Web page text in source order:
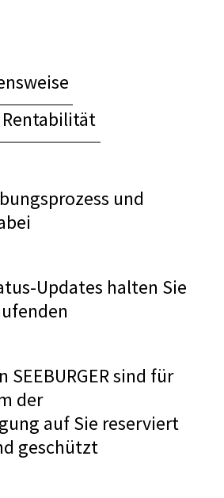
Rentabilität
und
Updates halten Sie
sind für
der
auf Sie reserviert
geschützt